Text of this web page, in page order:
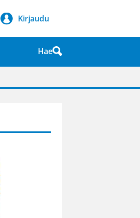
Kirjaudu
Hae